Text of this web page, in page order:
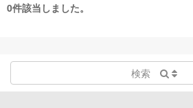
0件該当しました。
検索